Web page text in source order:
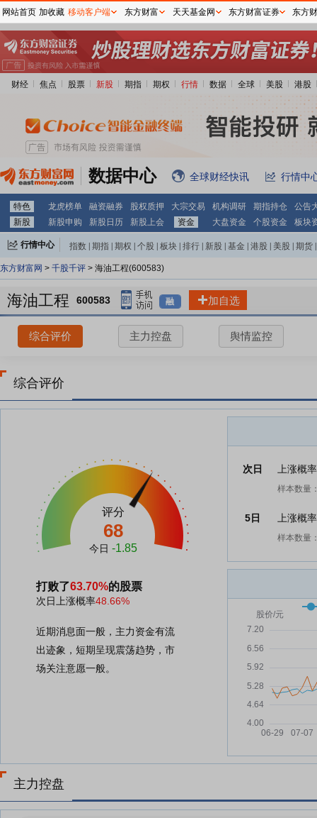
财经 焦点 股票 新股 期指 期权 行情 数据 全球 美股 港股
数据中心 全球财经快讯 行情中
特色 龙虎榜单 融资融券 股权质押 大宗交易 机构调研 期指持仓
公告
新股
新股申购 新股日历 新股上会 资金 大盘资金 个股资金 板块
行情中心 指数 期指 期权 个股 板块 排行 新股 基金 港股 美股 期货
东方财富网 > 千股千评 > 海油工程(600583)
海油工程 600583 融 加自选
综合评价 主力控盘 舆情监控
综合评价
评分
68
今日 -1.85
打败了63.70%的股票
次日上涨概率48.66%
近期消息面一般，主力资金有流
出迹象，短期呈现震荡趋势，市
场关注意愿一般。
次日 上涨概
样本数量
5日 上涨概
样本数量
主力控盘
网站首页 加收藏 移动客户端 东方财富 天天基金网 东方财富证券 东方